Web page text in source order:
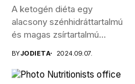
A ketogén diéta egy
alacsony szénhidráttartalmú
és magas zsírtartalmú
BYJODIETA 2024.09.07.